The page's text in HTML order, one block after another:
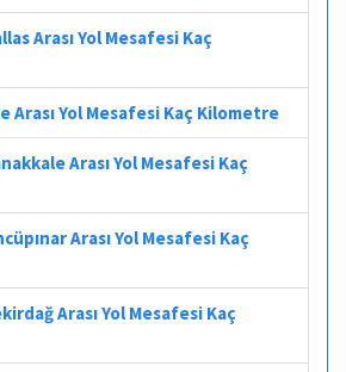
Arası Yol Mesafesi Kaç
Arası Yol Mesafesi Kaç Kilometre
Arası Yol Mesafesi Kaç
Arası Yol Mesafesi Kaç
Arası Yol Mesafesi Kaç